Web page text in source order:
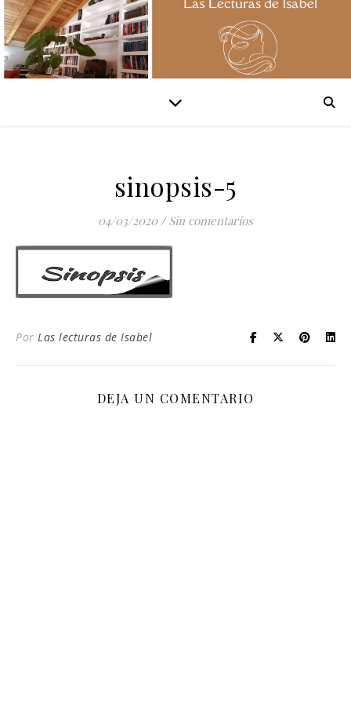
sinopsis-5
04/03/2020 / Sin comentarios
Por Las lecturas de Isabel
DEJA UN COMENTARIO